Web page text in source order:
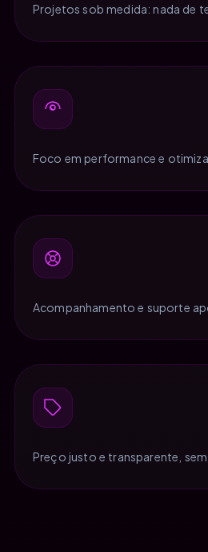
Projetos sob medida: nada de
Foco em performance e
Acompanhamento e suporte
Preço justo e transparente, sem